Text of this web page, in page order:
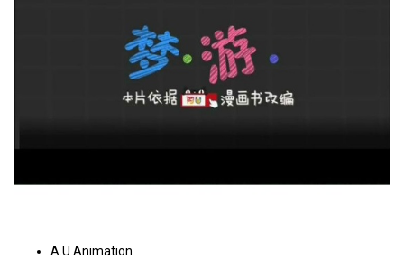
A.U Animation